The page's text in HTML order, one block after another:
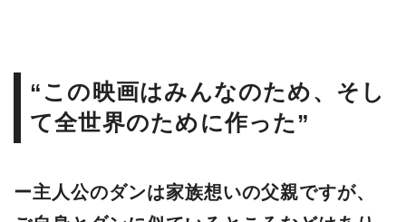
“この映画はみんなのため、そし
て全世界のために作った”
ー主人公のダンは家族想いの父親ですが、